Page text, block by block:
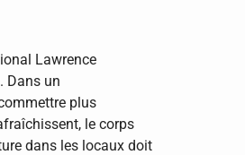
Lawrence
Dans un
plus
le corps
dans les locaux doit